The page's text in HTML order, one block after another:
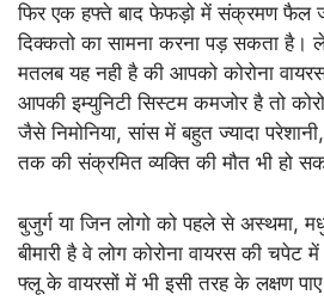
फिर एक हफ्ते बाद फेफड़ो में संक्रमण फैल
दिक्कतो का सामना करना पड़ सकता है।
मतलब यह नही है की आपको कोरोना
आपकी इम्युनिटी सिस्टम कमजोर है तो
जैसे निमोनिया, सांस में बहुत ज्यादा
तक की संक्रमित व्यक्ति की मौत भी हो
बुजुर्ग या जिन लोगो को पहले से अस्थमा,
बीमारी है वे लोग कोरोना वायरस की
फ्लू के वायरसों में भी इसी तरह के लक्षण